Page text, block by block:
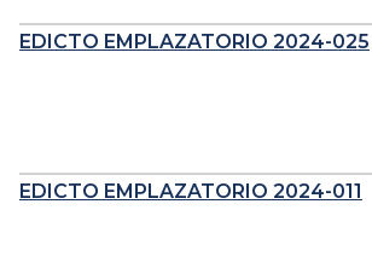
EDICTO EMPLAZATORIO 2024-025
EDICTO EMPLAZATORIO 2024-011